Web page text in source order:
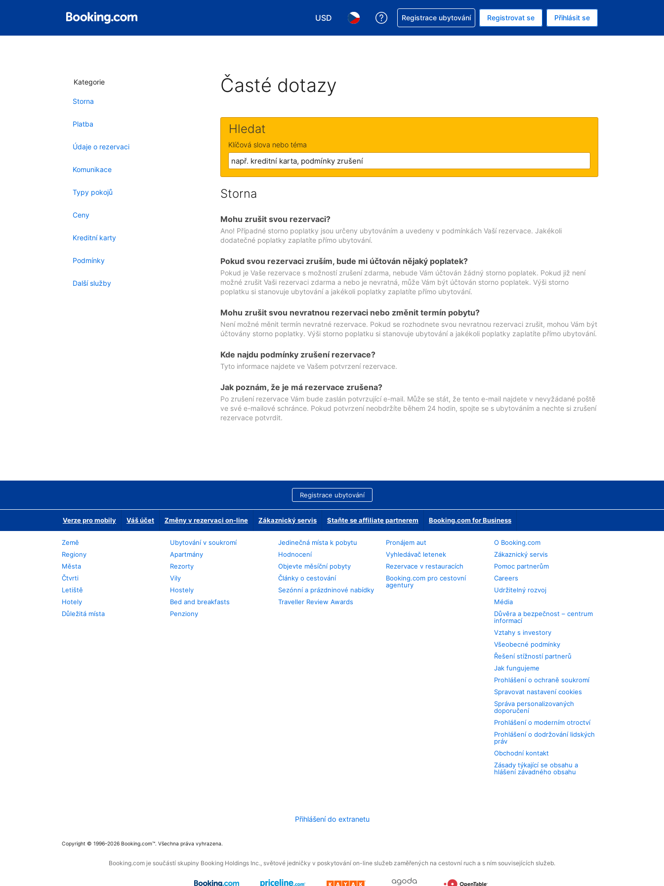
USD
Vyberte si měnu. Aktuálně zvolená měna: Americký dolar
Vyberte si jazyk. Aktuálně zvolený jazyk: V češtině
Asistence s rezervací
Registrace ubytování Registrovat se Přihlásit se
Kategorie
Storna
Platba
Údaje o rezervaci
Komunikace
Typy pokojů
Ceny
Kreditní karty
Podmínky
Další služby
Časté dotazy
Hledat
Klíčová slova nebo téma
Storna
Mohu zrušit svou rezervaci?
Ano! Případné storno poplatky jsou určeny ubytováním a uvedeny v podmínkách Vaší rezervace. Jakékoli
dodatečné poplatky zaplatíte přímo ubytování.
Pokud svou rezervaci zruším, bude mi účtován nějaký poplatek?
Pokud je Vaše rezervace s možností zrušení zdarma, nebude Vám účtován žádný storno poplatek. Pokud již není
možné zrušit Vaši rezervaci zdarma a nebo je nevratná, může Vám být účtován storno poplatek. Výši storno
poplatku si stanovuje ubytování a jakékoli poplatky zaplatíte přímo ubytování.
Mohu zrušit svou nevratnou rezervaci nebo změnit termín pobytu?
Není možné měnit termín nevratné rezervace. Pokud se rozhodnete svou nevratnou rezervaci zrušit, mohou Vám být
účtovány storno poplatky. Výši storno poplatku si stanovuje ubytování a jakékoli poplatky zaplatíte přímo ubytování.
Kde najdu podmínky zrušení rezervace?
Tyto informace najdete ve Vašem potvrzení rezervace.
Jak poznám, že je má rezervace zrušena?
Po zrušení rezervace Vám bude zaslán potvrzující e-mail. Může se stát, že tento e-mail najdete v nevyžádané poště
ve své e-mailové schránce. Pokud potvrzení neobdržíte během 24 hodin, spojte se s ubytováním a nechte si zrušení
rezervace potvrdit.
Registrace ubytování
Verze pro mobily Váš účet Změny v rezervaci on-line Zákaznický servis Staňte se affiliate partnerem Booking.com for Business
Země
Regiony
Města
Čtvrti
Letiště
Hotely
Důležitá místa
Ubytování v soukromí
Apartmány
Rezorty
Vily
Hostely
Bed and breakfasts
Penziony
Jedinečná místa k pobytu
Hodnocení
Objevte měsíční pobyty
Články o cestování
Sezónní a prázdninové nabídky
Traveller Review Awards
Pronájem aut
Vyhledávač letenek
Rezervace v restauracích
Booking.com pro cestovní
agentury
O Booking.com
Zákaznický servis
Pomoc partnerům
Careers
Udržitelný rozvoj
Média
Důvěra a bezpečnost – centrum
informací
Vztahy s investory
Všeobecné podmínky
Řešení stížností partnerů
Jak fungujeme
Prohlášení o ochraně soukromí
Spravovat nastavení cookies
Správa personalizovaných
doporučení
Prohlášení o moderním otroctví
Prohlášení o dodržování lidských
práv
Obchodní kontakt
Zásady týkající se obsahu a
hlášení závadného obsahu
Přihlášení do extranetu
Copyright © 1996–2026 Booking.com™. Všechna práva vyhrazena.
Booking.com je součástí skupiny Booking Holdings Inc., světové jedničky v poskytování on-line služeb zaměřených na cestovní ruch a s ním souvisejících služeb.